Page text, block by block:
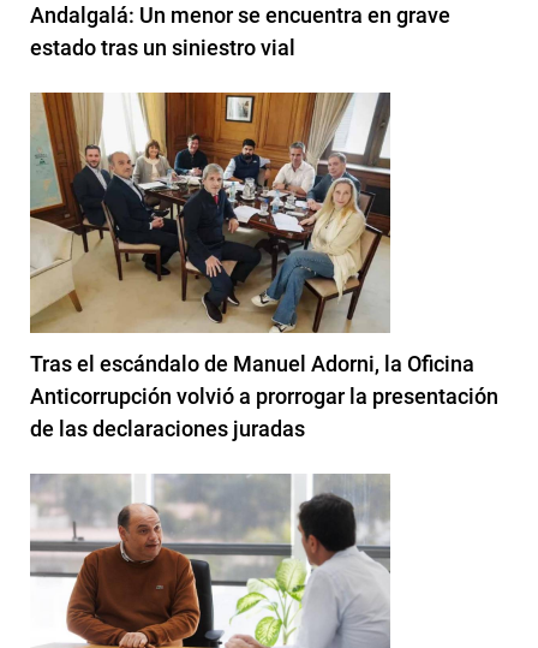
Andalgalá: Un menor se encuentra en grave
estado tras un siniestro vial
Tras el escándalo de Manuel Adorni, la Oficina
Anticorrupción volvió a prorrogar la presentación
de las declaraciones juradas